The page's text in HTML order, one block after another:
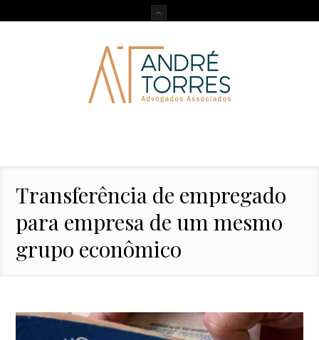
Transferência de empregado
para empresa de um mesmo
grupo econômico